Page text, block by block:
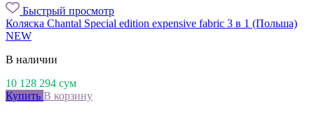
Быстрый просмотр
Коляска Chantal Special edition expensive fabric 3 в 1 (Польша)
NEW
В наличии
10 128 294 сум
Купить В корзину